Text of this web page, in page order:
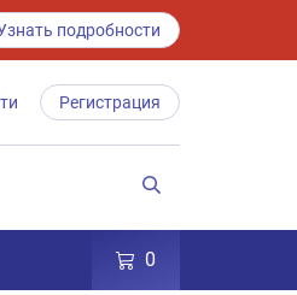
подробности
Регистрация
0